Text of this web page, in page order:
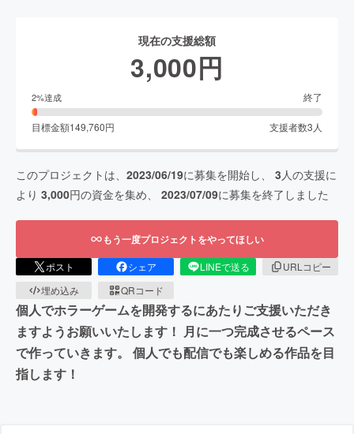
現在の支援総額
3,000円
2%達成 終了
目標金額149,760円 支援者数3 人
このプロジェクトは、 2023/06/19に募集を開始し、 3人の支援に
より 3,000円の資金を集め、 2023/07/09に募集を終了しました
もう一度プロジェクトをやってほしい
ポスト シェア LINEで送る
URLコピー
埋め込み
QRコード
個人でホラーゲームを開発するにあたりご支援いただき
ますようお願いいたします！ 月に一つ完成させるペース
で作っていきます。 個人でも配信でも楽しめる作品を目
指します！